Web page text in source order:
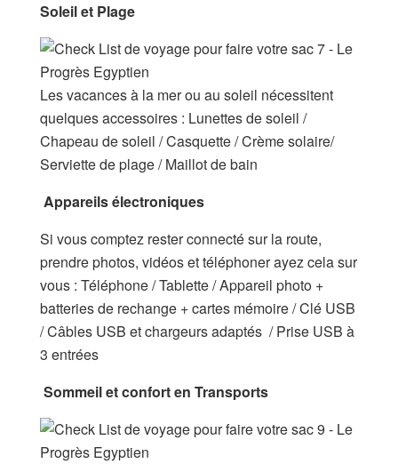
Soleil et Plage
Les vacances à la mer ou au soleil nécessitent
quelques accessoires : Lunettes de soleil /
Chapeau de soleil / Casquette / Crème solaire/
Serviette de plage / Maillot de bain
Appareils électroniques
Si vous comptez rester connecté sur la route,
prendre photos, vidéos et téléphoner ayez cela sur
vous : Téléphone / Tablette / Appareil photo +
batteries de rechange + cartes mémoire / Clé USB
/ Câbles USB et chargeurs adaptés / Prise USB à
3 entrées
Sommeil et confort en Transports